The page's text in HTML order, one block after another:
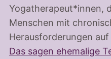
Yogatherapeut*innen,
Menschen mit
Herausforderungen
Das sagen ehemalige